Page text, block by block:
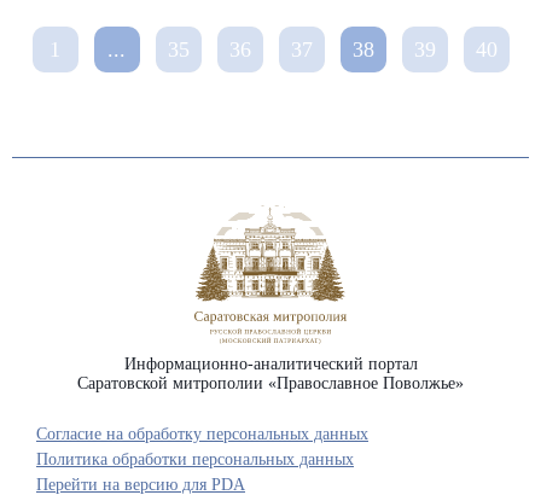
1 ... 35 36 37 38 39 40
Информационно-аналитический портал
Саратовской митрополии «Православное Поволжье»
Согласие на обработку персональных данных
Политика обработки персональных данных
Перейти на версию для PDA